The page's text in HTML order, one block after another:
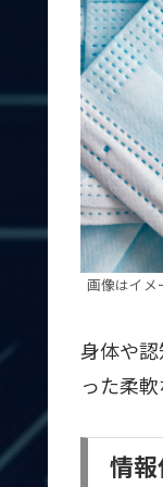
画像はイメ
身体や
った柔
情